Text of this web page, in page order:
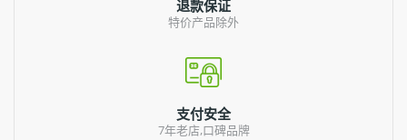
退款保证
特价产品除外
支付安全
7年老店,口碑品牌